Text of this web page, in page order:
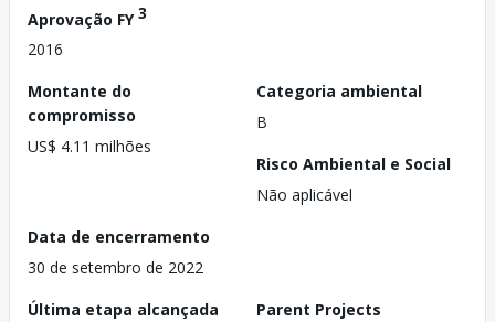
Aprovação FY3
2016
Montante do
compromisso
US$ 4.11 milhões
Categoria ambiental
B
Risco Ambiental e Social
Não aplicável
Data de encerramento
30 de setembro de 2022
Última etapa alcançada
Parent Projects